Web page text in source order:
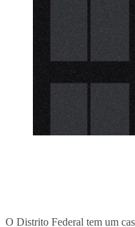
O Distrito Federal tem um